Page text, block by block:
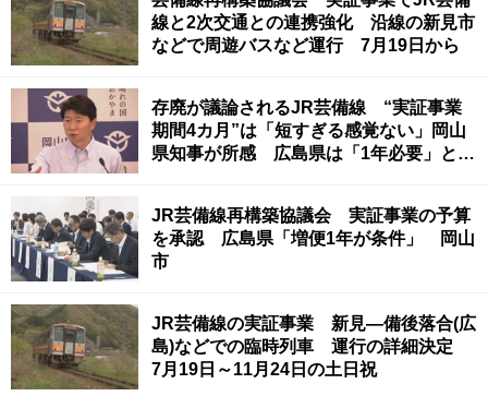
線と2次交通との連携強化 沿線の新見市
などで周遊バスなど運行 7月19日から
存廃が議論されるJR芸備線 “実証事業
期間4カ月”は「短すぎる感覚ない」岡山
県知事が所感 広島県は「1年必要」と主
JR芸備線再構築協議会 実証事業の予算
を承認 広島県「増便1年が条件」 岡山
市
JR芸備線の実証事業 新見―備後落合(広
島)などでの臨時列車 運行の詳細決定
7月19日～11月24日の土日祝